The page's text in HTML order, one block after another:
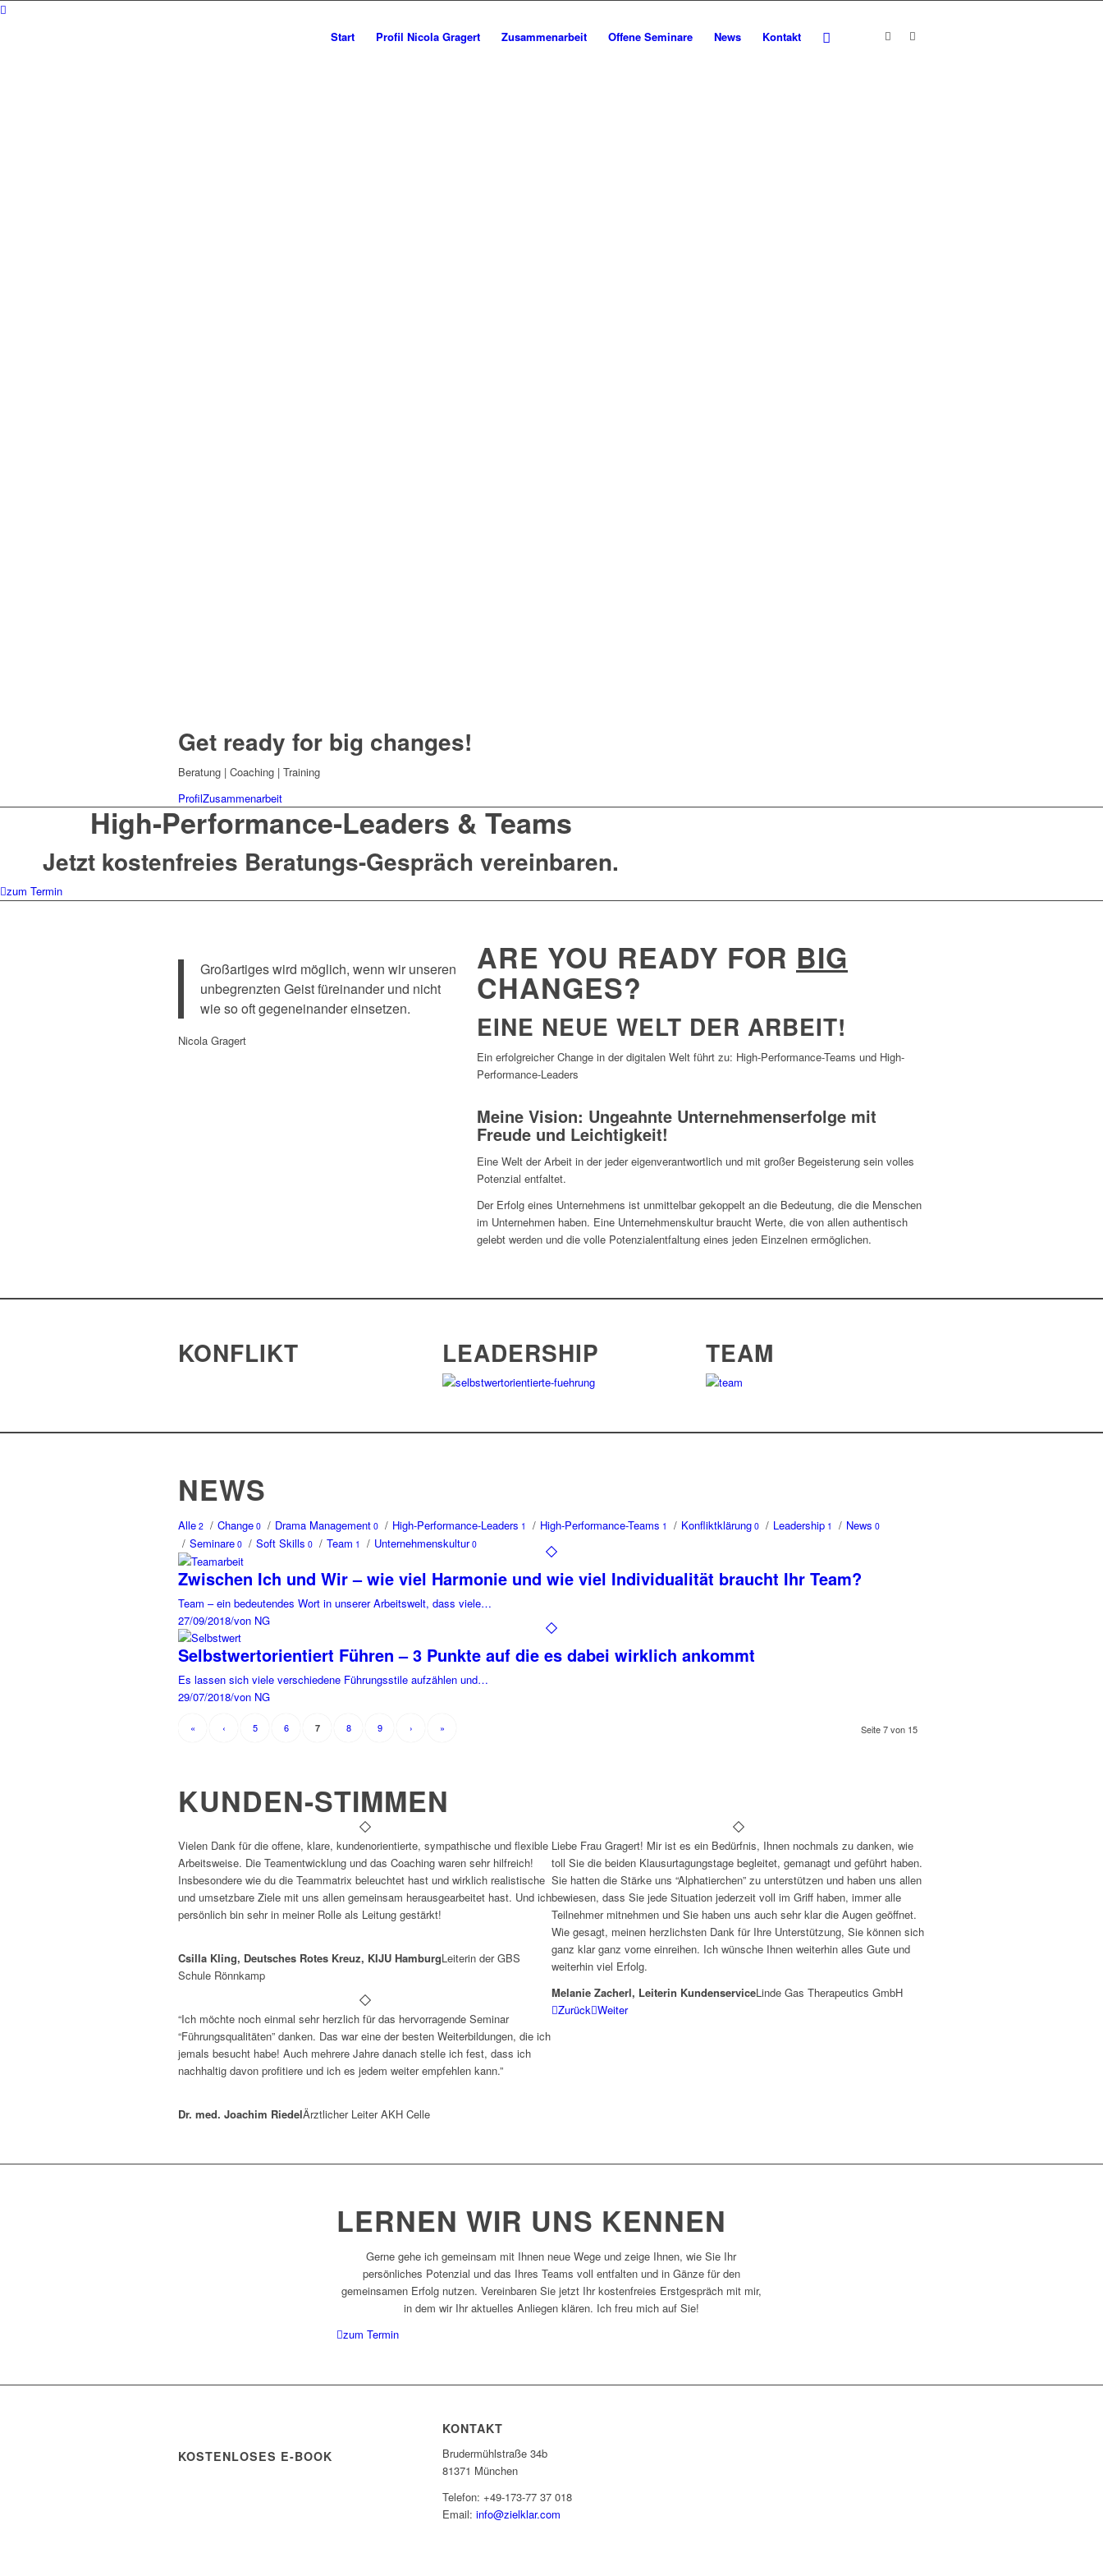
Start Profil Nicola Gragert Zusammenarbeit Offene Seminare News Kontakt
Get ready for big changes!
Beratung | Coaching | Training
ProfilZusammenarbeit
High-Performance-Leaders & Teams
Jetzt kostenfreies Beratungs-Gespräch vereinbaren.
zum Termin
Großartiges wird möglich, wenn wir unseren
unbegrenzten Geist füreinander und nicht
wie so oft gegeneinander einsetzen.
Nicola Gragert
ARE YOU READY FOR BIG
CHANGES?
EINE NEUE WELT DER ARBEIT!
Ein erfolgreicher Change in der digitalen Welt führt zu: High-Performance-Teams und High-
Performance-Leaders
Meine Vision: Ungeahnte Unternehmenserfolge mit
Freude und Leichtigkeit!
Eine Welt der Arbeit in der jeder eigenverantwortlich und mit großer Begeisterung sein volles
Potenzial entfaltet.
Der Erfolg eines Unternehmens ist unmittelbar gekoppelt an die Bedeutung, die die Menschen
im Unternehmen haben. Eine Unternehmenskultur braucht Werte, die von allen authentisch
gelebt werden und die volle Potenzialentfaltung eines jeden Einzelnen ermöglichen.
KONFLIKT LEADERSHIP TEAM
NEWS
Alle 2 / Change 0 / Drama Management 0 / High-Performance-Leaders 1 / High-Performance-Teams 1 / Konfliktklärung 0 / Leadership 1 / News 0
/ Seminare 0 / Soft Skills 0 / Team 1 / Unternehmenskultur0
Zwischen Ich und Wir – wie viel Harmonie und wie viel Individualität braucht Ihr Team?
Team – ein bedeutendes Wort in unserer Arbeitswelt, dass viele…
27/09/2018/von NG
Selbstwertorientiert Führen – 3 Punkte auf die es dabei wirklich ankommt
Es lassen sich viele verschiedene Führungsstile aufzählen und…
29/07/2018/von NG
Seite 7 von 15
« ‹ 5 6 7 8 9 › »
KUNDEN-STIMMEN
Vielen Dank für die offene, klare, kundenorientierte, sympathische und flexible
Arbeitsweise. Die Teamentwicklung und das Coaching waren sehr hilfreich!
Insbesondere wie du die Teammatrix beleuchtet hast und wirklich realistische
und umsetzbare Ziele mit uns allen gemeinsam herausgearbeitet hast. Und ich
persönlich bin sehr in meiner Rolle als Leitung gestärkt!
Csilla Kling, Deutsches Rotes Kreuz, KIJU HamburgLeiterin der GBS
Schule Rönnkamp
Liebe Frau Gragert! Mir ist es ein Bedürfnis, Ihnen nochmals zu danken, wie
toll Sie die beiden Klausurtagungstage begleitet, gemanagt und geführt haben.
Sie hatten die Stärke uns “Alphatierchen” zu unterstützen und haben uns allen
bewiesen, dass Sie jede Situation jederzeit voll im Griff haben, immer alle
Teilnehmer mitnehmen und Sie haben uns auch sehr klar die Augen geöffnet.
Wie gesagt, meinen herzlichsten Dank für Ihre Unterstützung, Sie können sich
ganz klar ganz vorne einreihen. Ich wünsche Ihnen weiterhin alles Gute und
weiterhin viel Erfolg.
Melanie Zacherl, Leiterin KundenserviceLinde Gas Therapeutics GmbH
“Ich möchte noch einmal sehr herzlich für das hervorragende Seminar
“Führungsqualitäten” danken. Das war eine der besten Weiterbildungen, die ich
jemals besucht habe! Auch mehrere Jahre danach stelle ich fest, dass ich
nachhaltig davon profitiere und ich es jedem weiter empfehlen kann.”
Dr. med. Joachim RiedelÄrztlicher Leiter AKH Celle
Zurück Weiter
LERNEN WIR UNS KENNEN
Gerne gehe ich gemeinsam mit Ihnen neue Wege und zeige Ihnen, wie Sie Ihr
persönliches Potenzial und das Ihres Teams voll entfalten und in Gänze für den
gemeinsamen Erfolg nutzen. Vereinbaren Sie jetzt Ihr kostenfreies Erstgespräch mit mir,
in dem wir Ihr aktuelles Anliegen klären. Ich freu mich auf Sie!
zum Termin
KOSTENLOSES E-BOOK
KONTAKT
Brudermühlstraße 34b
81371 München
Telefon: +49-173-77 37 018
Email: info@zielklar.com